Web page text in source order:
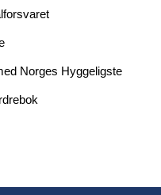
Norges Hyggeligste